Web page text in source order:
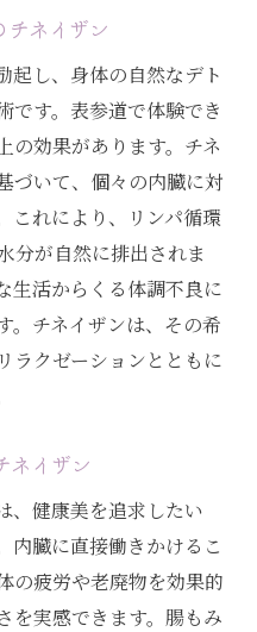
チネイザン
起し、身体の自然なデト
です。表参道で体験でき
の効果があります。チネ
づいて、個々の内臓に対
これにより、リンパ循環
分が自然に排出されま
生活からくる体調不良に
。チネイザンは、その希
ラクゼーションとともに
ネイザン
、健康美を追求したい
内臓に直接働きかけるこ
の疲労や老廃物を効果的
を実感できます。腸もみ